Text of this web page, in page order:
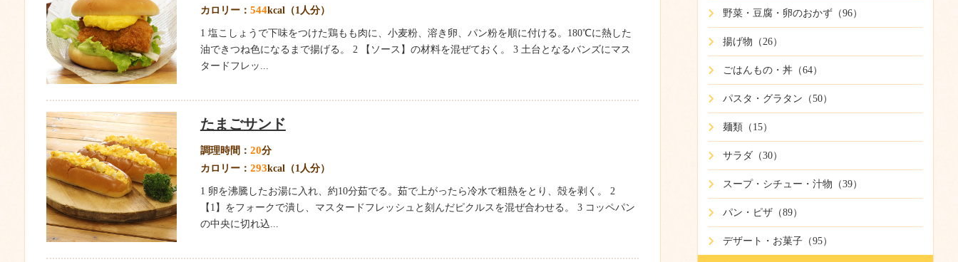
カロリー： 544kcal（1人分）
1 塩こしょうで下味をつけた鶏もも肉に、小麦粉、溶き卵、パン粉を順に付ける。180℃に熱した
油できつね色になるまで揚げる。 2 【ソース】の材料を混ぜておく。 3 土台となるバンズにマス
タードフレッ...
たまごサンド
調理時間： 20分
カロリー： 293kcal（1人分）
1 卵を沸騰したお湯に入れ、約10分茹でる。茹で上がったら冷水で粗熱をとり、殻を剥く。 2
【1】をフォークで潰し、マスタードフレッシュと刻んだピクルスを混ぜ合わせる。 3 コッペパン
の中央に切れ込...
野菜・豆腐・卵のおかず（96）
揚げ物（26）
ごはんもの・丼（64）
パスタ・グラタン（50）
麺類（15）
サラダ（30）
スープ・シチュー・汁物（39）
パン・ピザ（89）
デザート・お菓子（95）